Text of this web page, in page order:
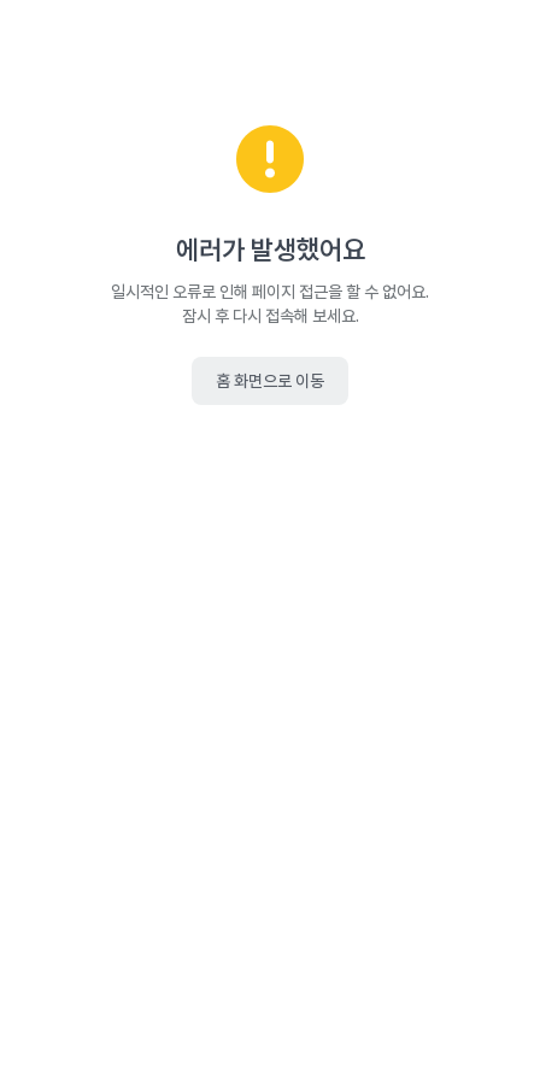
에러가 발생했어요
일시적인 오류로 인해 페이지 접근을 할 수 없어요.
잠시 후 다시 접속해 보세요.
홈 화면으로 이동